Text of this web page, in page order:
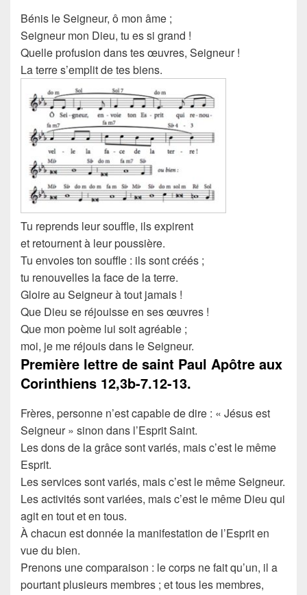
Bénis le Seigneur, ô mon âme ;
Seigneur mon Dieu, tu es si grand !
Quelle profusion dans tes œuvres, Seigneur !
La terre s’emplit de tes biens.
Tu reprends leur souffle, ils expirent
et retournent à leur poussière.
Tu envoies ton souffle : ils sont créés ;
tu renouvelles la face de la terre.
Gloire au Seigneur à tout jamais !
Que Dieu se réjouisse en ses œuvres !
Que mon poème lui soit agréable ;
moi, je me réjouis dans le Seigneur.
Première lettre de saint Paul Apôtre aux
Corinthiens 12,3b-7.12-13.
Frères, personne n’est capable de dire : « Jésus est
Seigneur » sinon dans l’Esprit Saint.
Les dons de la grâce sont variés, mais c’est le même
Esprit.
Les services sont variés, mais c’est le même Seigneur.
Les activités sont variées, mais c’est le même Dieu qui
agit en tout et en tous.
À chacun est donnée la manifestation de l’Esprit en
vue du bien.
Prenons une comparaison : le corps ne fait qu’un, il a
pourtant plusieurs membres ; et tous les membres,